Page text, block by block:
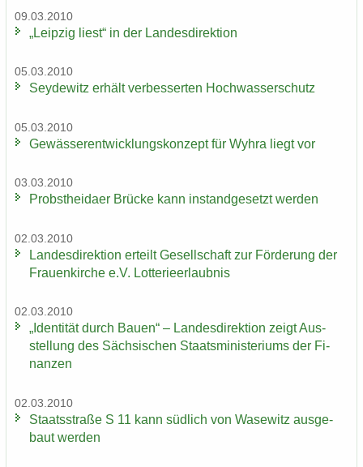
09.03.2010
„Leip­zig liest“ in der Lan­des­di­rek­ti­on
05.03.2010
Sey­de­witz er­hält ver­bes­ser­ten Hoch­was­ser­schutz
05.03.2010
Ge­wäs­ser­ent­wick­lungs­kon­zept für Wyhra liegt vor
03.03.2010
Probst­hei­da­er Brü­cke kann in­stand­ge­setzt wer­den
02.03.2010
Lan­des­di­rek­ti­on er­teilt Ge­sell­schaft zur För­de­rung der
Frau­en­kir­che e.V. Lot­te­rie­er­laub­nis
02.03.2010
„Iden­ti­tät durch Bauen“ – Lan­des­di­rek­ti­on zeigt Aus­
stel­lung des Säch­si­schen Staats­mi­nis­te­ri­ums der Fi­
nan­zen
02.03.2010
Staats­stra­ße S 11 kann süd­lich von Wase­witz aus­ge­
baut wer­den